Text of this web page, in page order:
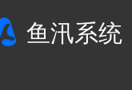
鱼汛系统